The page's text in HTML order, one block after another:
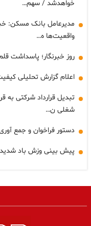
خواهدشد / سهم…
مدیرعامل بانک مسکن:
واقعیت‌ها ه…
روز خبرنگار؛ پاسداشت
اعلام گزارش تحلیلی
تبدیل قرارداد شرکتی به
شغلی ن…
دستور فراخوان و جمع
پیش بینی وزش باد